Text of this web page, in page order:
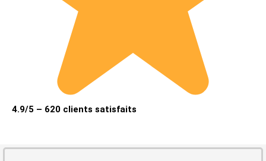
4.9/5 – 620 clients satisfaits